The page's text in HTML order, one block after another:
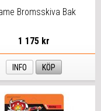
Bromsskiva Bak
1 175 kr
INFO KÖP